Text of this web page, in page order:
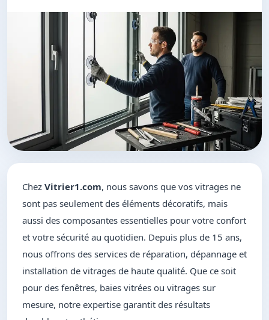
Chez Vitrier1.com, nous savons que vos vitrages ne
sont pas seulement des éléments décoratifs, mais
aussi des composantes essentielles pour votre confort
et votre sécurité au quotidien. Depuis plus de 15 ans,
nous offrons des services de réparation, dépannage et
installation de vitrages de haute qualité. Que ce soit
pour des fenêtres, baies vitrées ou vitrages sur
mesure, notre expertise garantit des résultats